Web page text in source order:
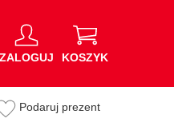
ZALOGUJ KOSZYK
Podaruj prezent